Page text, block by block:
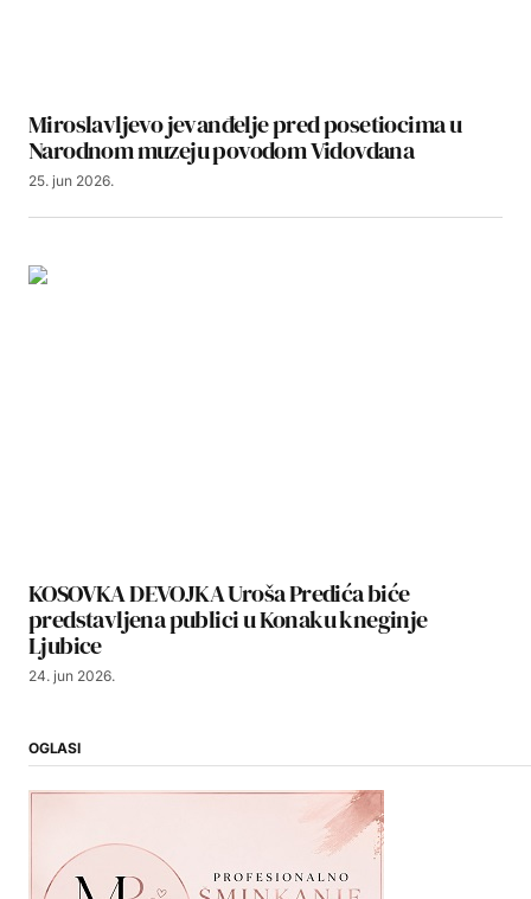
Miroslavljevo jevanđelje pred posetiocima u
Narodnom muzeju povodom Vidovdana
25. jun 2026.
KOSOVKA DEVOJKA Uroša Predića biće
predstavljena publici u Konaku kneginje
Ljubice
24. jun 2026.
OGLASI